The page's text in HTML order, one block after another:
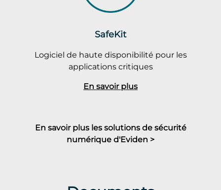
SafeKit
Logiciel de haute disponibilité pour les
applications critiques
En savoir plus
En savoir plus les solutions de sécurité
numérique d'Eviden >